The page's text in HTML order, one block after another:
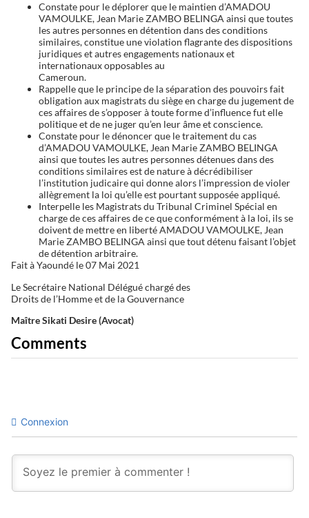
Constate pour le déplorer que le maintien d’AMADOU
VAMOULKE, Jean Marie ZAMBO BELINGA ainsi que toutes
les autres personnes en détention dans des conditions
similaires, constitue une violation flagrante des dispositions
juridiques et autres engagements nationaux et
internationaux opposables au
Cameroun.
Rappelle que le principe de la séparation des pouvoirs fait
obligation aux magistrats du siège en charge du jugement de
ces affaires de s’opposer à toute forme d’influence fut elle
politique et de ne juger qu’en leur âme et conscience.
Constate pour le dénoncer que le traitement du cas
d’AMADOU VAMOULKE, Jean Marie ZAMBO BELINGA
ainsi que toutes les autres personnes détenues dans des
conditions similaires est de nature à décrédibiliser
l’institution judicaire qui donne alors l’impression de violer
allègrement la loi qu’elle est pourtant supposée appliqué.
Interpelle les Magistrats du Tribunal Criminel Spécial en
charge de ces affaires de ce que conformément à la loi, ils se
doivent de mettre en liberté AMADOU VAMOULKE, Jean
Marie ZAMBO BELINGA ainsi que tout détenu faisant l’objet
de détention arbitraire.
Fait à Yaoundé le 07 Mai 2021
Le Secrétaire National Délégué chargé des
Droits de l’Homme et de la Gouvernance
Maître Sikati Desire (Avocat)
Comments
Connexion